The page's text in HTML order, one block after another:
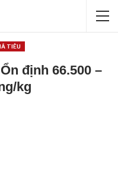
TIÊU
định 66.500 –
kg